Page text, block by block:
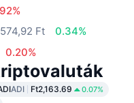
Ft
0.34%
0.20%
ADI Ft2,163.69 0.07%